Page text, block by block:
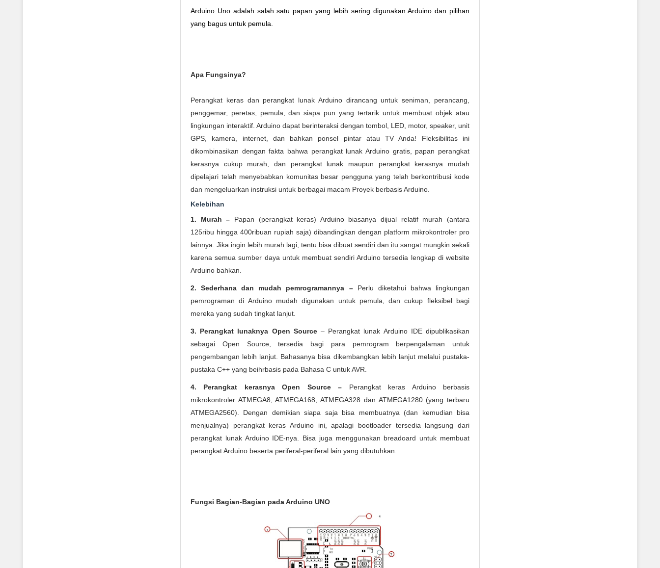
Arduino Uno adalah salah satu papan yang lebih sering digunakan Arduino dan pilihan
yang bagus untuk pemula.
Apa Fungsinya?
Perangkat keras dan perangkat lunak Arduino dirancang untuk seniman, perancang,
penggemar, peretas, pemula, dan siapa pun yang tertarik untuk membuat objek atau
lingkungan interaktif. Arduino dapat berinteraksi dengan tombol, LED, motor, speaker, unit
GPS, kamera, internet, dan bahkan ponsel pintar atau TV Anda! Fleksibilitas ini
dikombinasikan dengan fakta bahwa perangkat lunak Arduino gratis, papan perangkat
kerasnya cukup murah, dan perangkat lunak maupun perangkat kerasnya mudah
dipelajari telah menyebabkan komunitas besar pengguna yang telah berkontribusi kode
dan mengeluarkan instruksi untuk berbagai macam Proyek berbasis Arduino.
Kelebihan
1. Murah – Papan (perangkat keras) Arduino biasanya dijual relatif murah (antara
125ribu hingga 400ribuan rupiah saja) dibandingkan dengan platform mikrokontroler pro
lainnya. Jika ingin lebih murah lagi, tentu bisa dibuat sendiri dan itu sangat mungkin sekali
karena semua sumber daya untuk membuat sendiri Arduino tersedia lengkap di website
Arduino bahkan.
2. Sederhana dan mudah pemrogramannya – Perlu diketahui bahwa lingkungan
pemrograman di Arduino mudah digunakan untuk pemula, dan cukup fleksibel bagi
mereka yang sudah tingkat lanjut.
3. Perangkat lunaknya Open Source– Perangkat lunak Arduino IDE dipublikasikan
sebagai Open Source, tersedia bagi para pemrogram berpengalaman untuk
pengembangan lebih lanjut. Bahasanya bisa dikembangkan lebih lanjut melalui pustaka-
pustaka C++ yang beihrbasis pada Bahasa C untuk AVR.
4. Perangkat kerasnya Open Source – Perangkat keras Arduino berbasis
mikrokontroler ATMEGA8, ATMEGA168, ATMEGA328 dan ATMEGA1280 (yang terbaru
ATMEGA2560). Dengan demikian siapa saja bisa membuatnya (dan kemudian bisa
menjualnya) perangkat keras Arduino ini, apalagi bootloader tersedia langsung dari
perangkat lunak Arduino IDE-nya. Bisa juga menggunakan breadoard untuk membuat
perangkat Arduino beserta periferal-periferal lain yang dibutuhkan.
Fungsi Bagian-Bagian pada Arduino UNO